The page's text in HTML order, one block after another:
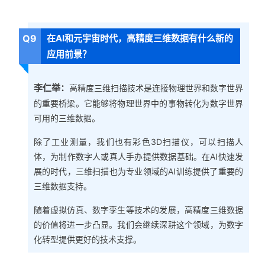
Q9
在AI和元宇宙时代，高精度三维数据有什么新的
应用前景？
李仁举： 高精度三维扫描技术是连接物理世界和数字世界
的重要桥梁。它能够将物理世界中的事物转化为数字世界
可用的三维数据。
除了工业测量，我们也有彩色3D扫描仪，可以扫描人
体，为制作数字人或真人手办提供数据基础。在AI快速发
展的时代，三维扫描也为专业领域的AI训练提供了重要的
三维数据支持。
随着虚拟仿真、数字孪生等技术的发展，高精度三维数据
的价值将进一步凸显。我们会继续深耕这个领域，为数字
化转型提供更好的技术支撑。